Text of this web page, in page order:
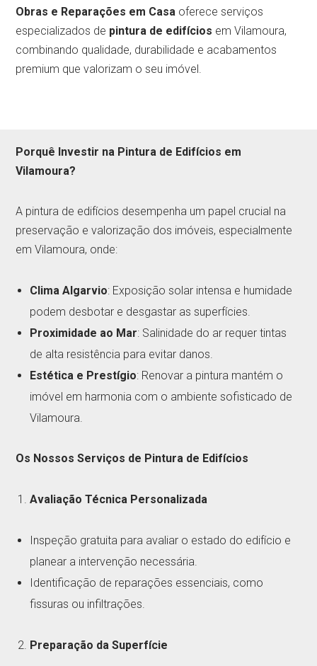
Obras e Reparações em Casa oferece serviços
especializados de pintura de edifícios em Vilamoura,
combinando qualidade, durabilidade e acabamentos
premium que valorizam o seu imóvel.
Porquê Investir na Pintura de Edifícios em
Vilamoura?
A pintura de edifícios desempenha um papel crucial na
preservação e valorização dos imóveis, especialmente
em Vilamoura, onde:
Clima Algarvio: Exposição solar intensa e humidade
podem desbotar e desgastar as superfícies.
Proximidade ao Mar: Salinidade do ar requer tintas
de alta resistência para evitar danos.
Estética e Prestígio: Renovar a pintura mantém o
imóvel em harmonia com o ambiente sofisticado de
Vilamoura.
Os Nossos Serviços de Pintura de Edifícios
Avaliação Técnica Personalizada
Inspeção gratuita para avaliar o estado do edifício e
planear a intervenção necessária.
Identificação de reparações essenciais, como
fissuras ou infiltrações.
Preparação da Superfície